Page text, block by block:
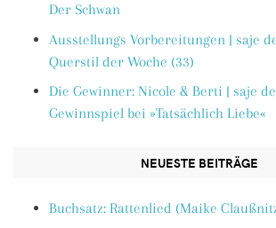
Der Schwan
Ausstellungs Vorbereitungen | saje
Querstil der Woche (33)
Die Gewinner: Nicole & Berti | saje
Gewinnspiel bei »Tatsächlich Liebe«
NEUESTE BEITRÄGE
Buchsatz: Rattenlied (Maike